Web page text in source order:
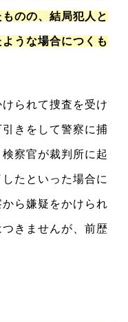
のの、結局犯人と
うな場合につくも
られて捜査を受け
きをして警察に捕
察官が裁判所に起
たといった場合に
ら嫌疑をかけられ
きませんが、前歴